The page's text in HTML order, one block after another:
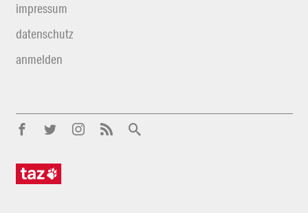
impressum
datenschutz
anmelden